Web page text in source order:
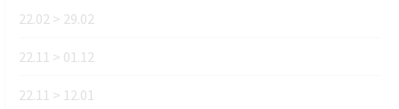
22.02 > 29.02
22.11 > 01.12
22.11 > 12.01